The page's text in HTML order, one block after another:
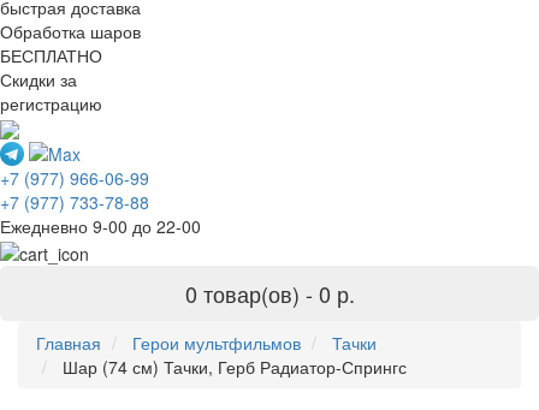
быстрая доставка
Обработка шаров
БЕСПЛАТНО
Скидки за
регистрацию
+7 (977) 966-06-99
+7 (977) 733-78-88
Ежедневно 9-00 до 22-00
0 товар(ов) - 0 р.
Главная Герои мультфильмов
Тачки
Шар (74 см) Тачки, Герб Радиатор-Спрингс